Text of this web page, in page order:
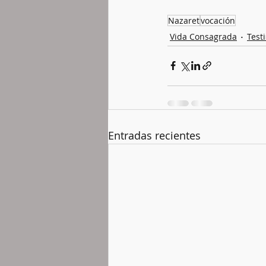
Nazaretvocación
Vida Consagrada
Entradas recientes